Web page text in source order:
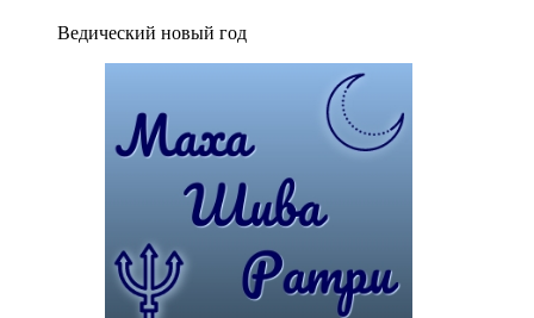
Ведический новый год